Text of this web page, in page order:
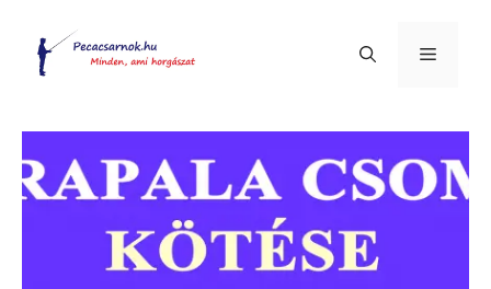
tartalomba
Menü